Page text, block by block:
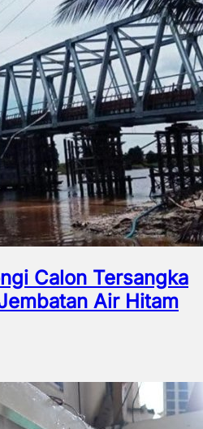
Calon Tersangka
Air Hitam